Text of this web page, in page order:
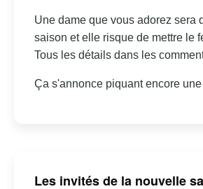
Une dame que vous adorez sera
saison et elle risque de mettre le
Tous les détails dans les
Ça s'annonce piquant encore une
Les invités de la nouvelle